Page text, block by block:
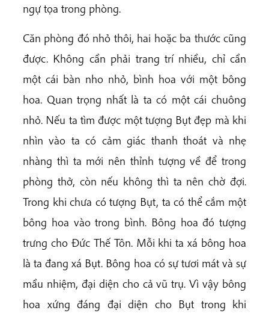
ngự tọa trong phòng.
Căn phòng đó nhỏ thôi, hai hoặc ba thước cũng
được. Không cần phải trang trí nhiều, chỉ cần
một cái bàn nho nhỏ, bình hoa với một bông
hoa. Quan trọng nhất là ta có một cái chuông
nhỏ. Nếu ta tìm được một tượng Bụt đẹp mà khi
nhìn vào ta có cảm giác thanh thoát và nhẹ
nhàng thì ta mới nên thỉnh tượng về để trong
phòng thở, còn nếu không thì ta nên chờ đợi.
Trong khi chưa có tượng Bụt, ta có thể cắm một
bông hoa vào trong bình. Bông hoa đó tượng
trưng cho Đức Thế Tôn. Mỗi khi ta xá bông hoa
là ta đang xá Bụt. Bông hoa có sự tươi mát và sự
mầu nhiệm, đại diện cho cả vũ trụ. Vì vậy bông
hoa xứng đáng đại diện cho Bụt trong khi